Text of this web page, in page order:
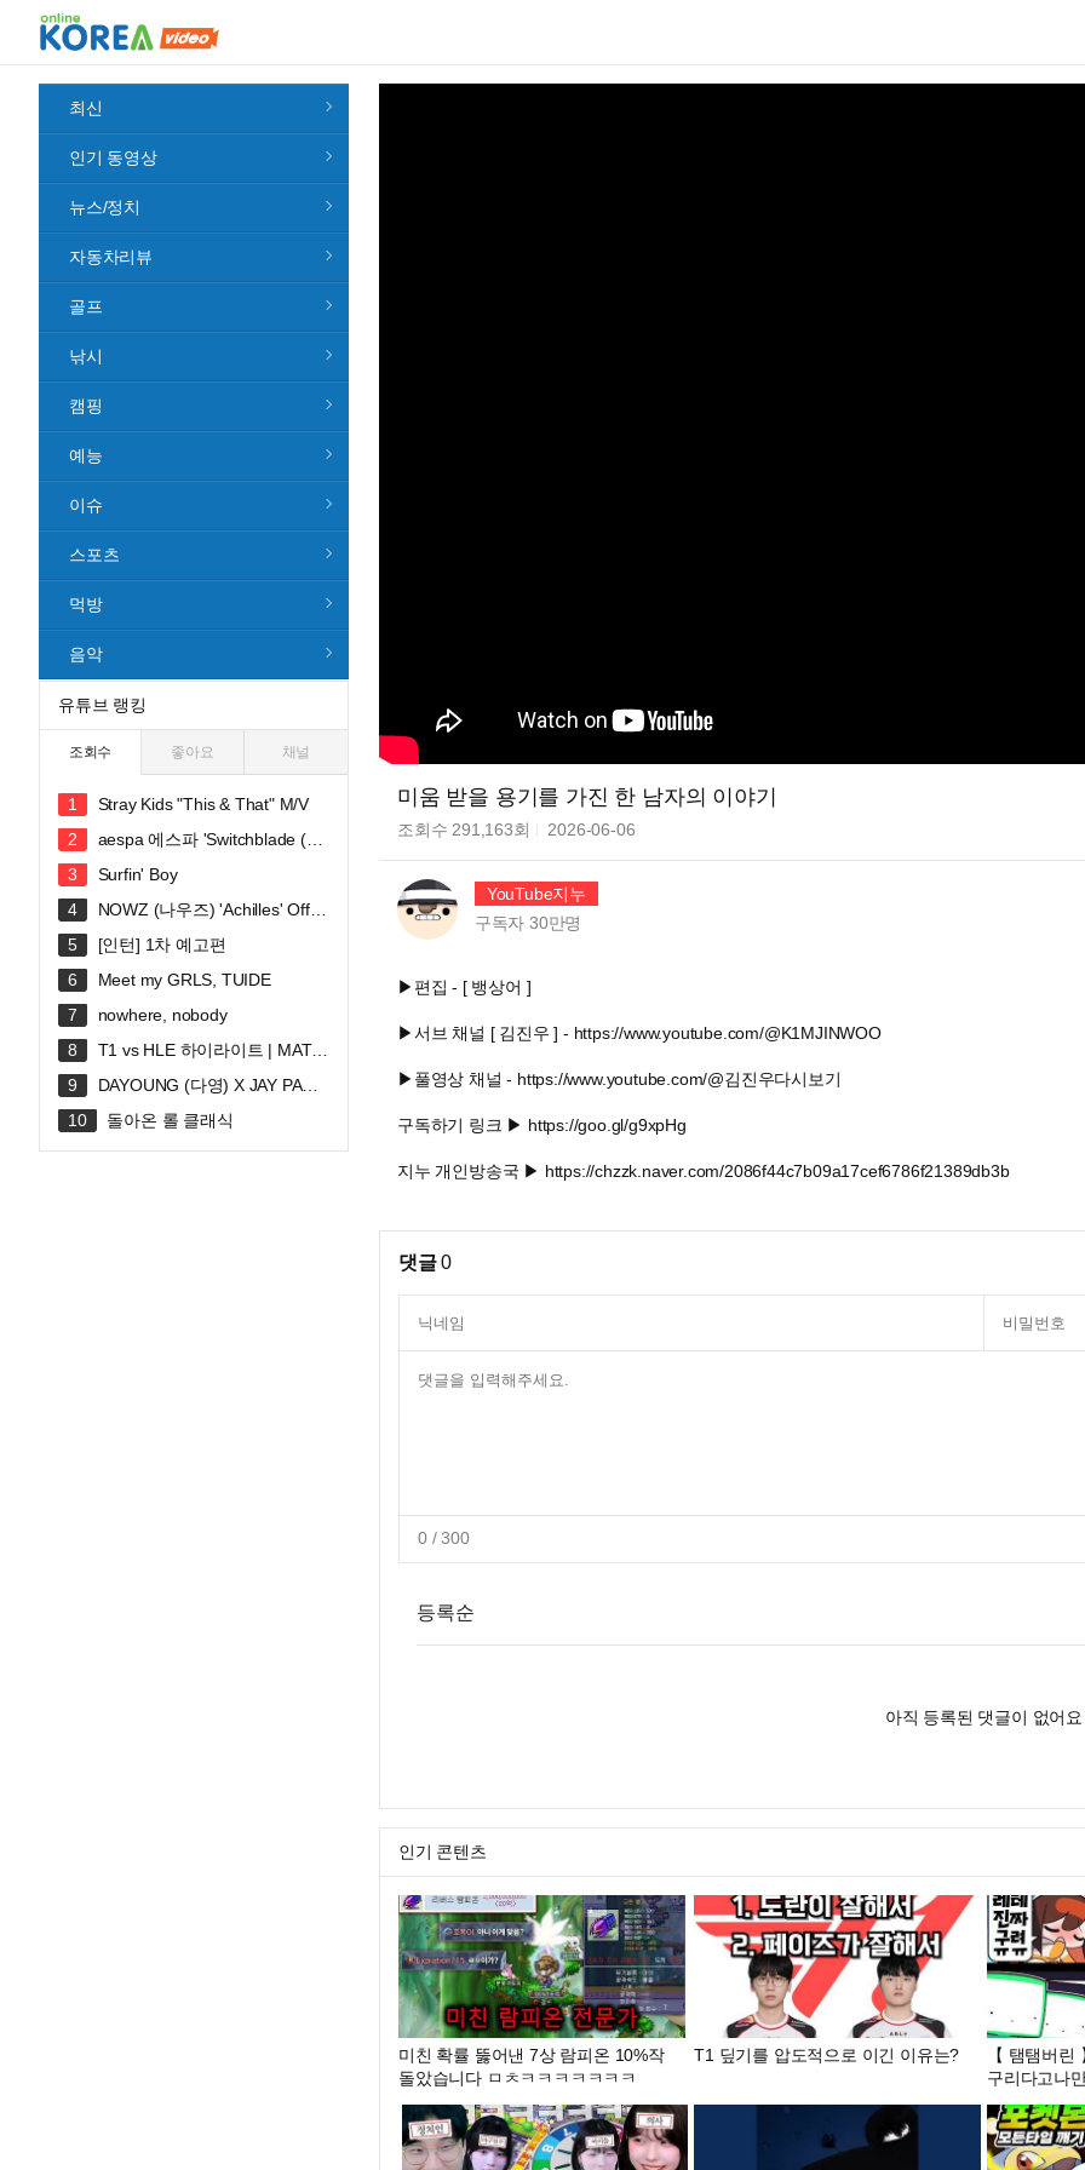
최신
인기 동영상
뉴스/정치
자동차리뷰
골프
낚시
캠핑
예능
이슈
스포츠
먹방
음악
유튜브 랭킹
조회수 좋아요 채널
Stray Kids "This & That" M/V
aespa 에스파 'Switchblade (Fe
at. Ty Dolla $ign)' MV
Surfin' Boy
NOWZ (나우즈) 'Achilles' Offici
al Music Video
[인턴] 1차 예고편
Meet my GRLS, TUIDE
nowhere, nobody
T1 vs HLE 하이라이트 | MATC
H 30 | 2026 LoL KeSPA CUP
DAYOUNG (다영) X JAY PARK
(박재범) 'FLIRTY' Official MV
돌아온 롤 클래식
미움 받을 용기를 가진 한 남자의 이야기
조회수 291,163회 2026-06-06
YouTube지누
구독자30만명
▶편집 - [ 뱅상어 ]
▶서브 채널 [ 김진우 ] - https://www.youtube.com/@K1MJINWOO
▶풀영상 채널 - https://www.youtube.com/@김진우다시보기
구독하기 링크 ▶ https://goo.gl/g9xpHg
지누 개인방송국 ▶ https://chzzk.naver.com/2086f44c7b09a17cef6786f21389db3b
댓글0
0/ 300
등록순
아직 등록된 댓글이 없어요
인기 콘텐츠
미친 확률 뚫어낸 7상 람피온 10%작
돌았습니다 ㅁㅊㅋㅋㅋㅋㅋㅋㅋ
T1 딮기를 압도적으로 이긴 이유는?
【 탬탬버
구리다고나
려구려제발